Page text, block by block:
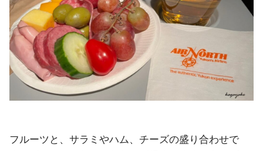
フルーツと、サラミやハム、チーズの盛り合わせで